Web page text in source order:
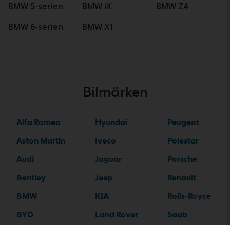
BMW 5-serien
BMW 6-serien
BMW iX
BMW X1
BMW Z4
Bilmärken
Alfa Romeo
Aston Martin
Audi
Bentley
BMW
BYD
Hyundai
Iveco
Jaguar
Jeep
KIA
Land Rover
Peugeot
Polestar
Porsche
Renault
Rolls-Royce
Saab